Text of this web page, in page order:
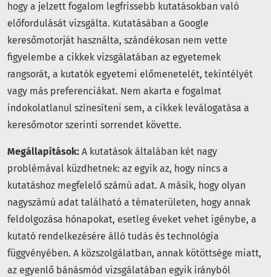
hogy a jelzett fogalom legfrissebb kutatásokban való
előfordulását vizsgálta. Kutatásában a Google
keresőmotorját használta, szándékosan nem vette
figyelembe a cikkek vizsgálatában az egyetemek
rangsorát, a kutatók egyetemi előmenetelét, tekintélyét
vagy más preferenciákat. Nem akarta e fogalmat
indokolatlanul színesíteni sem, a cikkek leválogatása a
keresőmotor szerinti sorrendet követte.
Megállapítások: A kutatások általában két nagy
problémával küzdhetnek: az egyik az, hogy nincs a
kutatáshoz megfelelő számú adat. A másik, hogy olyan
nagyszámú adat található a tématerületen, hogy annak
feldolgozása hónapokat, esetleg éveket vehet igénybe, a
kutató rendelkezésére álló tudás és technológia
függvényében. A közszolgálatban, annak kötöttsége miatt,
az egyenlő bánásmód vizsgálatában egyik irányból